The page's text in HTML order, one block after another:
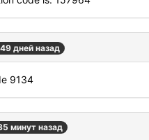
дней назад
9134
минут назад